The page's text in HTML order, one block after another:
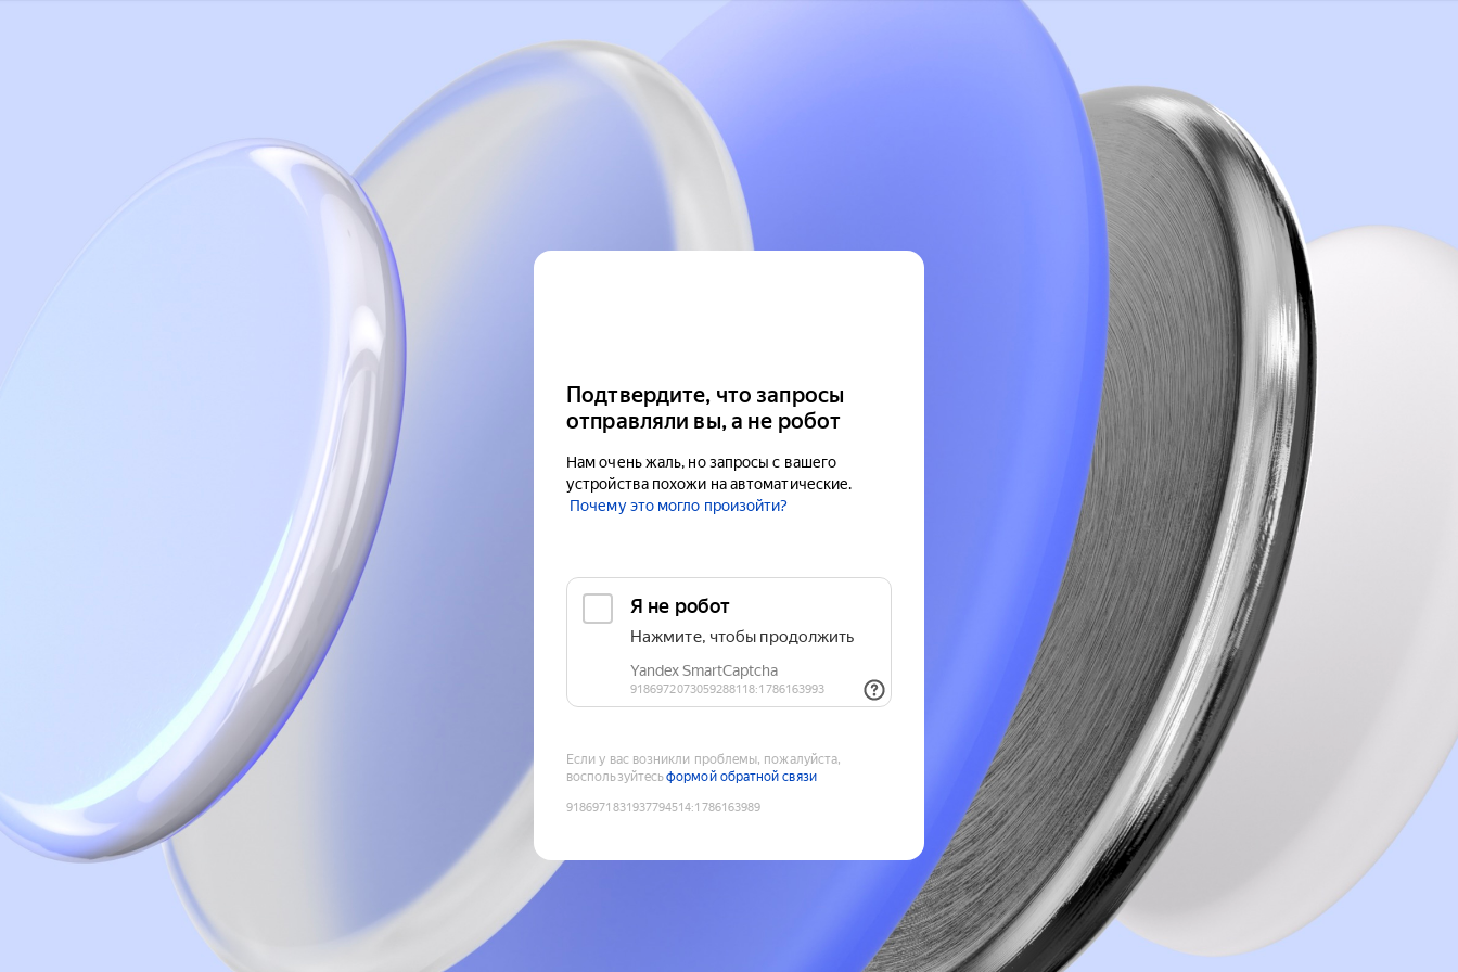
Подтвердите, что запросы
отправляли вы, а не робот
Нам очень жаль, но запросы с вашего
устройства похожи на автоматические.
Почему это могло произойти?
Если у вас возникли проблемы, пожалуйста,
воспользуйтесьформой обратной связи
9186971831937794514:1786163989